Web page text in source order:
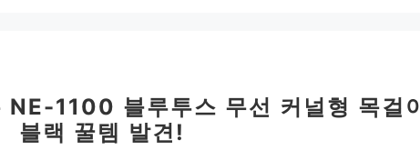
1100 블루투스 무선 커널형 목걸이
블랙 꿀템 발견!